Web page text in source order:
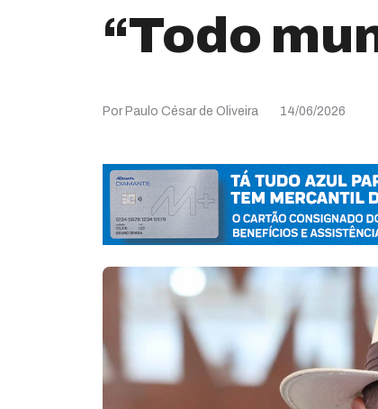
“Todo
Por Paulo César de Oliveira 14/06/2026